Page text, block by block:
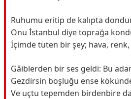
Ruhumu eritip de kalıpta
Onu İstanbul diye toprağa
İçimde tüten bir şey; hava,
Gâiblerden bir ses geldi: Bu
Gezdirsin boşluğu ense
Ve uçtu tepemden birdenbire